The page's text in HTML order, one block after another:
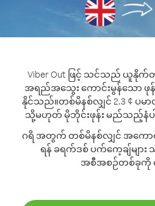
Viber Out ဖြင့် သင်သည် ယူနိုက်
အရည်အသွေး ကောင်းမွန်သော ဖုန်
နိုင်သည်။တစ်မိနစ်လျှင် 2.3 ¢ ပမာ
သို့မဟုတ် မိုဘိုင်းဖုန်း မည်သည့်နံပ
ဂရိ အတွက် တစ်မိနစ်လျှင် အကောင်
ရန် ခရက်ဒစ် ပက်ကေ့ချ်မျာ
အစီအစဉ်တစ်ခုကို